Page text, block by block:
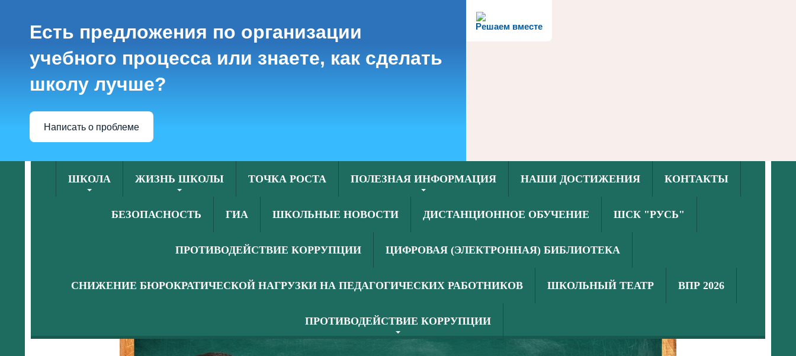
Решаем вместе
Есть предложения по организации
учебного процесса или знаете, как сделать
школу лучше?
Написать о проблеме
ШКОЛА ЖИЗНЬ ШКОЛЫ ТОЧКА РОСТА ПОЛЕЗНАЯ ИНФОРМАЦИЯ НАШИ ДОСТИЖЕНИЯ КОНТАКТЫ
БЕЗОПАСНОСТЬ ГИА ШКОЛЬНЫЕ НОВОСТИ ДИСТАНЦИОННОЕ ОБУЧЕНИЕ ШСК "РУСЬ"
ПРОТИВОДЕЙСТВИЕ КОРРУПЦИИ ЦИФРОВАЯ (ЭЛЕКТРОННАЯ) БИБЛИОТЕКА
СНИЖЕНИЕ БЮРОКРАТИЧЕСКОЙ НАГРУЗКИ НА ПЕДАГОГИЧЕСКИХ РАБОТНИКОВ ШКОЛЬНЫЙ ТЕАТР ВПР 2026
ПРОТИВОДЕЙСТВИЕ КОРРУПЦИИ